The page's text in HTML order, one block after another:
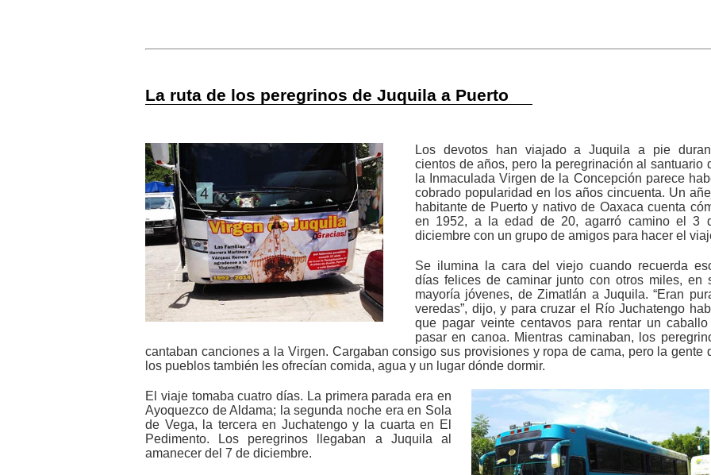
La ruta de los peregrinos de Juquila a Puerto
Los devotos han viajado a Juquila a pie
cientos de años, pero la peregrinación al santuario
la Inmaculada Virgen de la Concepción parece
cobrado popularidad en los años cincuenta. Un
habitante de Puerto y nativo de Oaxaca cuenta
en 1952, a la edad de 20, agarró camino el 3
diciembre con un grupo de amigos para hacer el
Se ilumina la cara del viejo cuando recuerda
días felices de caminar junto con otros miles, en
mayoría jóvenes, de Zimatlán a Juquila. “Eran
veredas”, dijo, y para cruzar el Río Juchatengo
que pagar veinte centavos para rentar un
pasar en canoa. Mientras caminaban, los
cantaban canciones a la Virgen. Cargaban consigo sus provisiones y ropa de cama, pero la gente
los pueblos también les ofrecían comida, agua y un lugar dónde dormir.
El viaje tomaba cuatro días. La primera parada era en
Ayoquezco de Aldama; la segunda noche era en Sola
de Vega, la tercera en Juchatengo y la cuarta en El
Pedimento. Los peregrinos llegaban a Juquila al
amanecer del 7 de diciembre.